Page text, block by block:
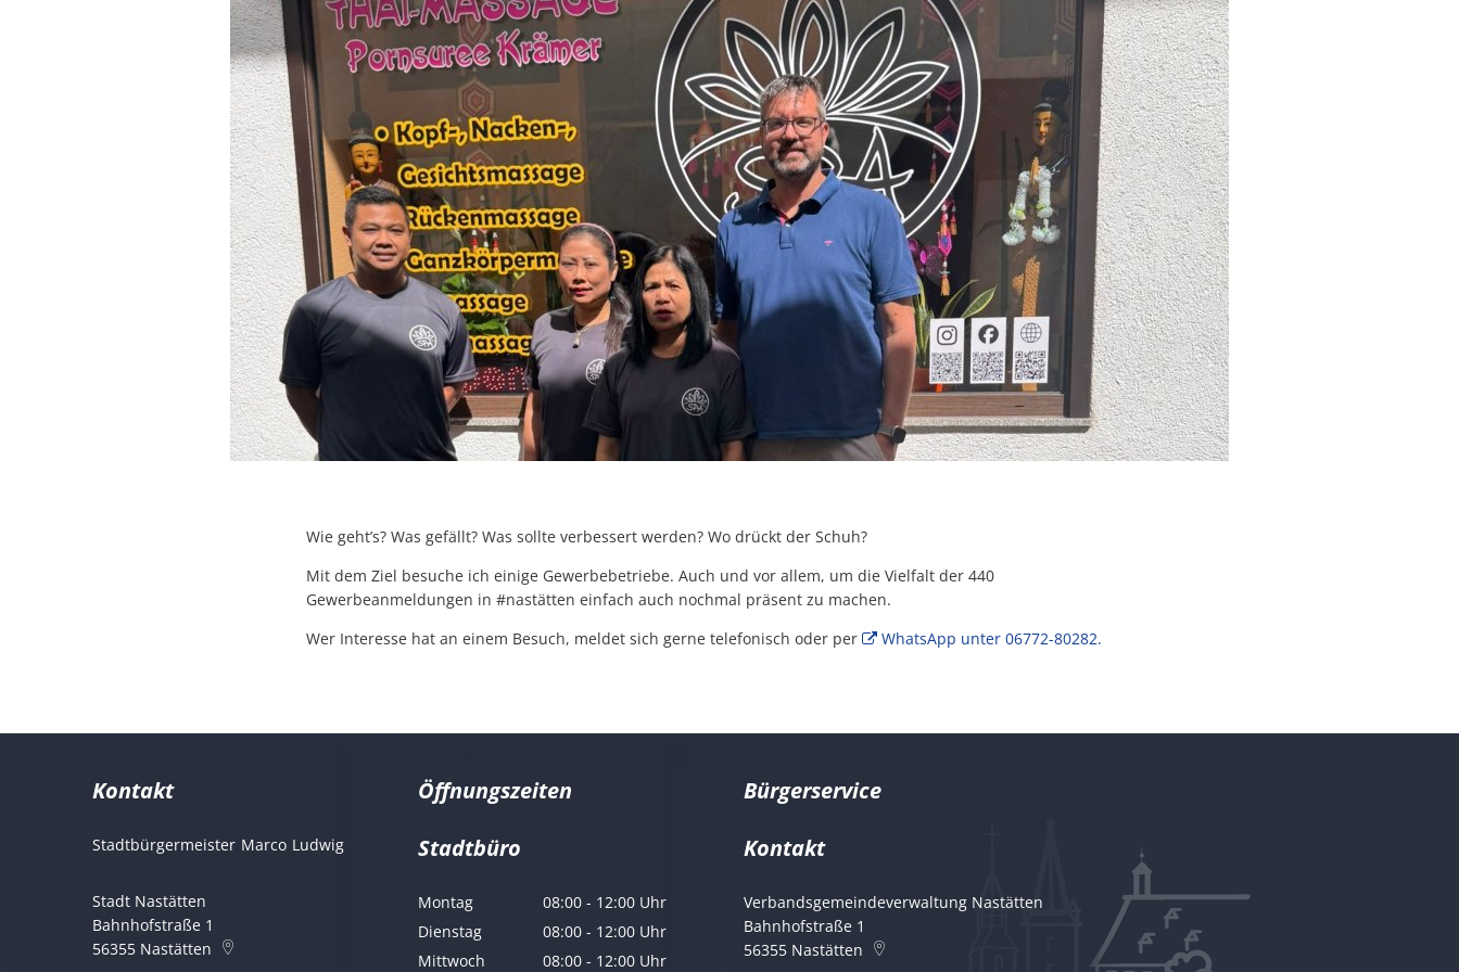
Verabschiedung Frau Herwig
Sommerferienprogramm 2026
Abfallkalender
Nastätten-App
Erziehung & Ausbildung
Freizeit & Tourismus
IT-Internet-Telekommunikation
Land- Forstwirtschaft & Nahrungsmittel
Rund ums Haus Service
Transport & Logistik
Wie geht’s? Was gefällt? Was sollte verbessert werden? Wo drückt der Schuh?
Mit dem Ziel besuche ich einige Gewerbebetriebe. Auch und vor allem, um die Vielfalt der 440
Gewerbeanmeldungen in #nastätten einfach auch nochmal präsent zu machen.
Wer Interesse hat an einem Besuch, meldet sich gerne telefonisch oder per
WhatsApp unter 06772-80282.
Kontakt
Stadtbürgermeister Marco Ludwig Stadtbürgermeister Marco Ludwig
Stadt Nastätten
Bahnhofstraße 1
56355 Nastätten
Öffnungszeiten
Stadtbüro
Montag 08:00 - 12:00 Uhr
Von 08:00 bis 12:00 Uhr
Dienstag 08:00 - 12:00 Uhr
Von 08:00 bis 12:00 Uhr
Mittwoch 08:00 - 12:00 Uhr
Bürgerservice
Kontakt
Verbandsgemeindeverwaltung Nastätten
Bahnhofstraße 1
56355 Nastätten